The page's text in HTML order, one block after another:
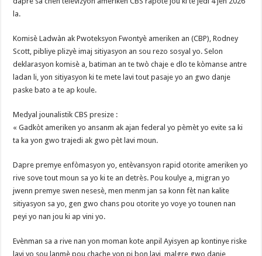
la.
Komisè Ladwàn ak Pwoteksyon Fwontyè ameriken an (CBP), Rodney
Scott, pibliye plizyè imaj sitiyasyon an sou rezo sosyal yo. Selon
deklarasyon komisè a, batiman an te twò chaje e dlo te kòmanse antre
ladan li, yon sitiyasyon ki te mete lavi tout pasaje yo an gwo danje
paske bato a te ap koule.
Medyal jounalistik CBS presize :
« Gadkòt ameriken yo ansanm ak ajan federal yo pèmèt yo evite sa ki
ta ka yon gwo trajedi ak gwo pèt lavi moun.
Dapre premye enfòmasyon yo, entèvansyon rapid otorite ameriken yo
rive sove tout moun sa yo ki te an detrès. Pou koulye a, migran yo
jwenn premye swen nesesè, men menm jan sa konn fèt nan kalite
sitiyasyon sa yo, gen gwo chans pou otorite yo voye yo tounen nan
peyi yo nan jou ki ap vini yo.
Evènman sa a rive nan yon moman kote anpil Ayisyen ap kontinye riske
lavi yo sou lanmè pou chache yon pi bon lavi, malgre gwo danje